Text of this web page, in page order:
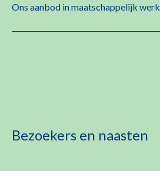
Ons aanbod in maatschappelijk werk
Bezoekers en naasten